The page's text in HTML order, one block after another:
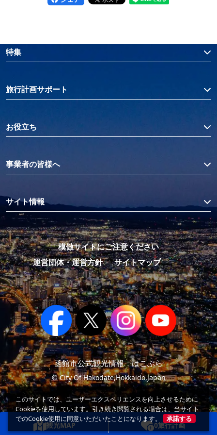
観光MAP 0旅行計画
特集
旅行計画サポート
お役立ち
事業者の皆様へ
サイト情報
模倣サイトにご注意ください
運営団体・運営方針
サイトマップ
函館市公式観光情報 はこぶら
© City Of Hakodate,Hokkaido,Japan
このサイトでは、ユーザーエクスペリエンスを向上させるために
Cookieを使用しています。引き続き閲覧される場合は、当サイト
でのCookie使用に同意いただいたことになります。
承諾する